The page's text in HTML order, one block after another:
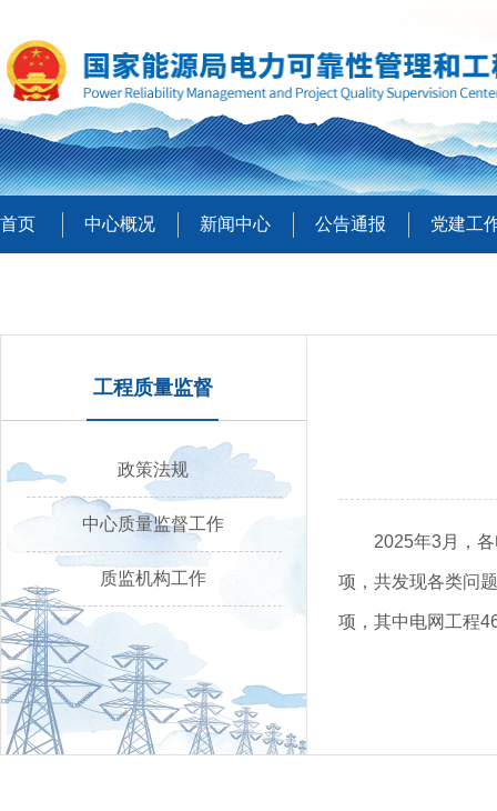
首页 中心概况 新闻中心 公告通报 党建工
工程质量监督
政策法规
中心质量监督工作
质监机构工作
2025年3月，
项，共发现各类问
项，其中电网工程